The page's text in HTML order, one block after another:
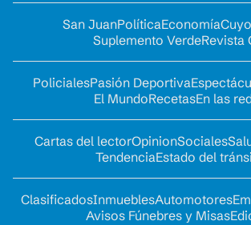
San JuanPolíticaEconomía
Suplemento VerdeRevista
PolicialesPasión Deportiva
El MundoRecetasEn las
Cartas del lectorOpinionSociales
TendenciaEstado del
ClasificadosInmueblesAutomotores
Avisos Fúnebres y Misas